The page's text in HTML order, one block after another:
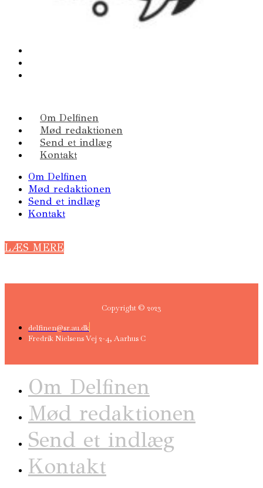
Om Delfinen
Mød redaktionen
Send et indlæg
Kontakt
Om Delfinen
Mød redaktionen
Send et indlæg
Kontakt
LÆS MERE
Copyright © 2023
delfinen@sr.au.dk
Fredrik Nielsens Vej 2-4, Aarhus C
Om Delfinen
Mød redaktionen
Send et indlæg
Kontakt